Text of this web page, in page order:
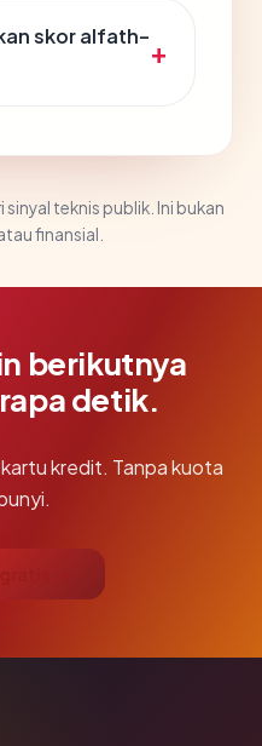
skor alfath-
teknis publik. Ini bukan
finansial.
berikutnya
detik.
kredit. Tanpa kuota
→